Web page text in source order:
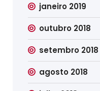
janeiro 2019
outubro 2018
setembro 2018
agosto 2018